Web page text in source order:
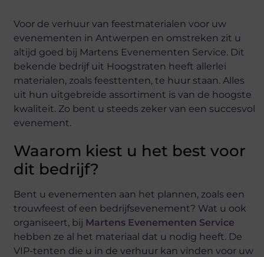
Voor de verhuur van feestmaterialen voor uw
evenementen in Antwerpen en omstreken zit u
altijd goed bij Martens Evenementen Service. Dit
bekende bedrijf uit Hoogstraten heeft allerlei
materialen, zoals feesttenten, te huur staan. Alles
uit hun uitgebreide assortiment is van de hoogste
kwaliteit. Zo bent u steeds zeker van een succesvol
evenement.
Waarom kiest u het best voor
dit bedrijf?
Bent u evenementen aan het plannen, zoals een
trouwfeest of een bedrijfsevenement? Wat u ook
organiseert, bij Martens Evenementen Service
hebben ze al het materiaal dat u nodig heeft. De
VIP-tenten die u in de verhuur kan vinden voor uw